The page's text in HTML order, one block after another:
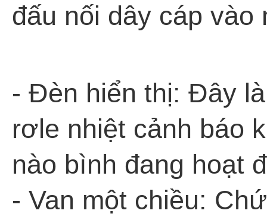
đấu nối dây cáp vào
- Đèn hiển thị: Đây
rơle nhiệt cảnh báo
nào bình đang hoạt
- Van một chiều: